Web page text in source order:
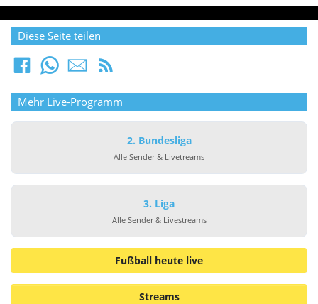
Diese Seite teilen
Mehr Live-Programm
2. Bundesliga
Alle Sender & Livetreams
3. Liga
Alle Sender & Livestreams
Fußball heute live
Streams